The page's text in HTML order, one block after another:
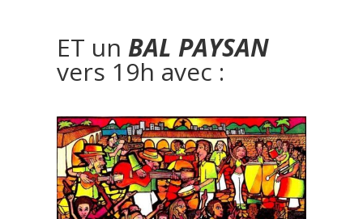
ET un BAL PAYSAN
vers 19h avec :